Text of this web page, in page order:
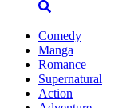
Comedy
Manga
Romance
Supernatural
Action